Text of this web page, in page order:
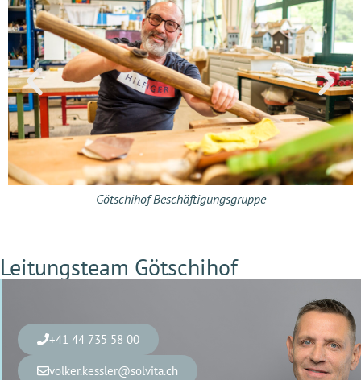
Götschihof Gartenatelier
Götschihof Beschäftigungsgruppe
Götschihof Beschäftigungsgruppe
Götschihof Gartenatelier
Götschihof Beschäftigungsgruppe
Leitungsteam Götschihof
+41 44 735 58 00
volker.kessler@solvita.ch